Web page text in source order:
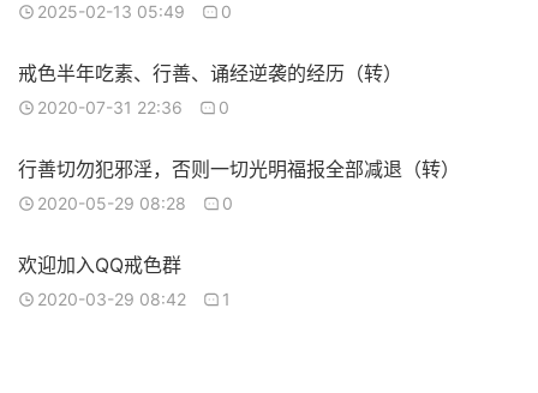
2025-02-13 05:49 0
戒色半年吃素、行善、诵经逆袭的经历（转）
2020-07-31 22:36 0
行善切勿犯邪淫，否则一切光明福报全部减退（转）
2020-05-29 08:28 0
欢迎加入QQ戒色群
2020-03-29 08:42 1